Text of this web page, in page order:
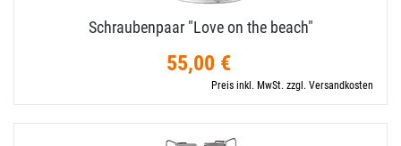
Schraubenpaar "Love on the beach"
55,00 €
Preis inkl. MwSt. zzgl. Versandkosten